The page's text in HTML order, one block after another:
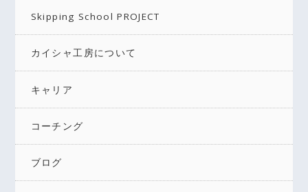
Skipping School PROJECT
カイシャ工房について
キャリア
コーチング
ブログ